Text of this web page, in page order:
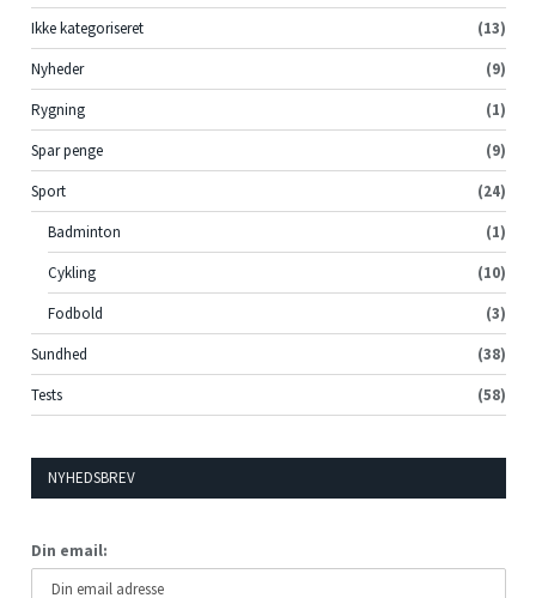
Ikke kategoriseret
(13)
Nyheder
(9)
Rygning
(1)
Spar penge
(9)
Sport
(24)
Badminton
(1)
Cykling
(10)
Fodbold
(3)
Sundhed
(38)
Tests
(58)
NYHEDSBREV
Din email: